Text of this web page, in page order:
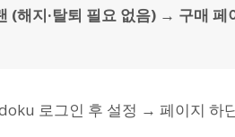
지·탈퇴 필요 없음) → 구매 페
로그인 후 설정 → 페이지 하